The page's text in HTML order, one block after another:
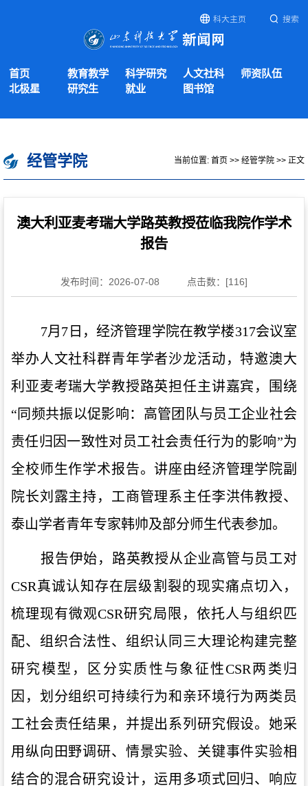
科大主页 搜索
首页 教育教学 科学研究 人文社科
师资队伍
北极星
研究生 就业 图书馆
经管学院 当前位置: 首页 >> 经管学院 >> 正文
澳大利亚麦考瑞大学路英教授莅临我院作学术
报告
发布时间：2026-07-08 点击数：[116]
7月 7 日，经济管理学院在教学楼317会议室
举办人文社科群青年学者沙龙活动，特邀澳大
利亚麦考瑞大学教授路英担任主讲嘉宾，围绕
“ 同频共振以促影响：高管团队与员工企业社会
责任归因一致性对员工社会责任行为的影响”为
全校师生作学术报告。讲座由经济管理学院副
院长刘露主持， 工商管理系主任李洪伟教授、
泰山学者青年专家韩帅及部分师生代表参加。
报告伊始，路英教授从企业高管与员工对
CSR真诚认知存在层级割裂的现实痛点切入，
梳理现有微观CSR研究局限，依托人与组织匹
配、组织合法性、组织认同三大理论构建完整
研究模型，区分实质性与象征性CSR两类归
因，划分组织可持续行为和亲环境行为两类员
工社会责任结果，并提出系列研究假设。她采
用纵向田野调研、情景实验、关键事件实验相
结合的混合研究设计，运用多项式回归、响应